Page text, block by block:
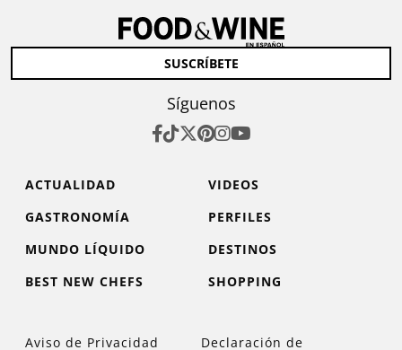
SUSCRÍBETE
Síguenos
ACTUALIDAD
VIDEOS
GASTRONOMÍA
PERFILES
MUNDO LÍQUIDO
DESTINOS
BEST NEW CHEFS
SHOPPING
Aviso de Privacidad Declaración de